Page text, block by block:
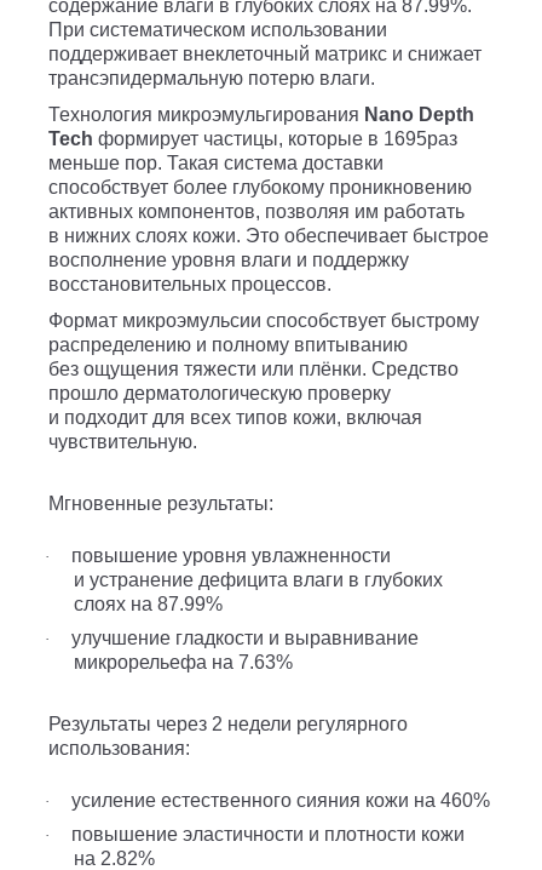
содержание влаги в глубоких слоях на 87.99%.
При систематическом использовании
поддерживает внеклеточный матрикс и снижает
трансэпидермальную потерю влаги.
Технология микроэмульгирования Nano Depth
Tech формирует частицы, которые в 1695раз
меньше пор. Такая система доставки
способствует более глубокому проникновению
активных компонентов, позволяя им работать
в нижних слоях кожи. Это обеспечивает быстрое
восполнение уровня влаги и поддержку
восстановительных процессов.
Формат микроэмульсии способствует быстрому
распределению и полному впитыванию
без ощущения тяжести или плёнки. Средство
прошло дерматологическую проверку
и подходит для всех типов кожи, включая
чувствительную.
Мгновенные результаты:
·
повышение уровня увлажненности
и устранение дефицита влаги в глубоких
слоях на 87.99%
·
улучшение гладкости и выравнивание
микрорельефа на 7.63%
Результаты через 2 недели регулярного
использования:
· усиление естественного сияния кожи на 460%
·
повышение эластичности и плотности кожи
на 2.82%